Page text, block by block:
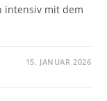
intensiv mit dem
15. JANUAR 2026